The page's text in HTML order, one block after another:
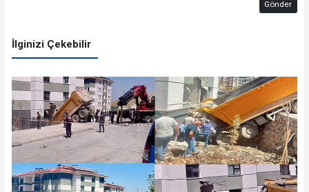
Gönder
İlginizi Çekebilir